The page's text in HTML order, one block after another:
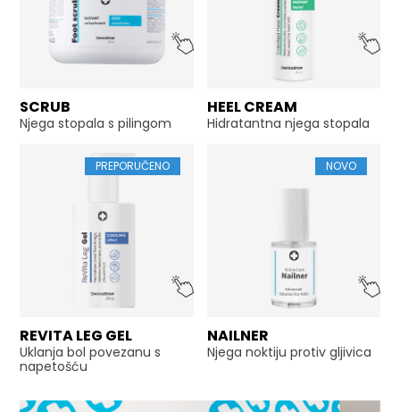
SCRUB
Njega stopala s pilingom
HEEL CREAM
Hidratantna njega stopala
PREPORUČENO
REVITA LEG GEL
Uklanja bol povezanu s
napetošću
NOVO
NAILNER
Njega noktiju protiv gljivica